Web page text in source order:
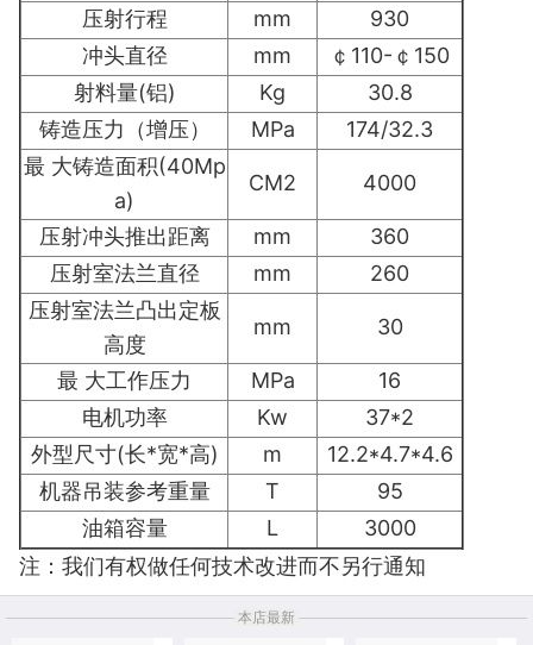
压射行程
mm
930
冲头直径
mm
￠110-￠150
射料量(铝)
Kg
30.8
铸造压力（增压）
MPa
174/32.3
最 大铸造面积(40Mp
a)
CM2 4000
压射冲头推出距离 mm
360
压射室法兰直径
mm
260
压射室法兰凸出定板
高度
mm 30
最 大工作压力 MPa
16
电机功率
Kw
37*2
外型尺寸(长*宽*高)
m
12.2*4.7*4.6
机器吊装参考重量
T
95
油箱容量
L
3000
注：我们有权做任何技术改进而不另行通知
本店最新